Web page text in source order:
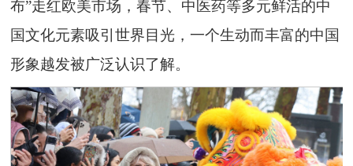
布”走红欧美市场，春节、中医药等多元鲜活的中
国文化元素吸引世界目光，一个生动而丰富的中国
形象越发被广泛认识了解。